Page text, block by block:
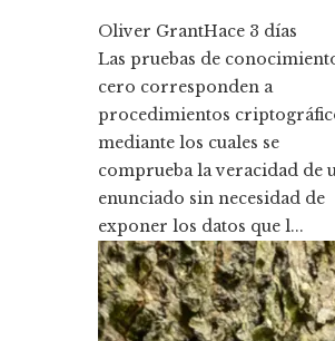
Oliver GrantHace 3 días
Las pruebas de
cero corresponden a
procedimientos
mediante los cuales se
comprueba la veracidad de
enunciado sin necesidad de
exponer los datos que l...